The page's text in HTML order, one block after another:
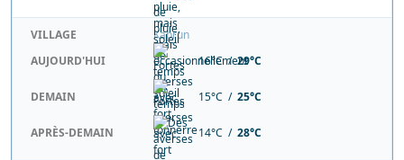
VILLAGE
Kaprun
AUJOURD'HUI
16°C /29°C
DEMAIN 15°C / 25°C
APRÈS-DEMAIN 14°C / 28°C